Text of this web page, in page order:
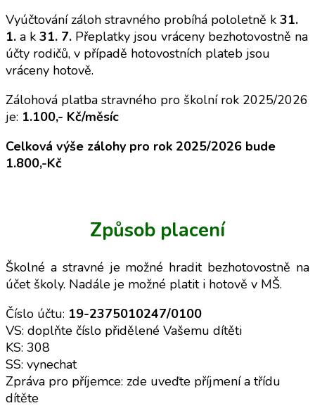
Vyúčtování záloh stravného probíhá pololetně k 31.
1. a k 31. 7. Přeplatky jsou vráceny bezhotovostně na
účty rodičů, v případě hotovostních plateb jsou
vráceny hotově.
Zálohová platba stravného pro školní rok 2025/2026
je: 1.100,- Kč/měsíc
Celková výše zálohy pro rok 2025/2026 bude
1.800,-Kč
Způsob placení
Školné a stravné je možné hradit bezhotovostně na
účet školy. Nadále je možné platit i hotově v MŠ.
Číslo účtu: 19-2375010247/0100
VS: doplňte číslo přidělené Vašemu dítěti
KS: 308
SS: vynechat
Zpráva pro příjemce: zde uveďte příjmení a třídu
dítěte